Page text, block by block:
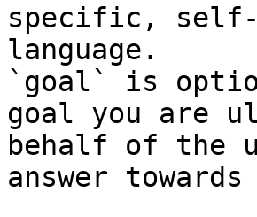
specific, self-
language.
`goal` is
goal you are
behalf of the
answer